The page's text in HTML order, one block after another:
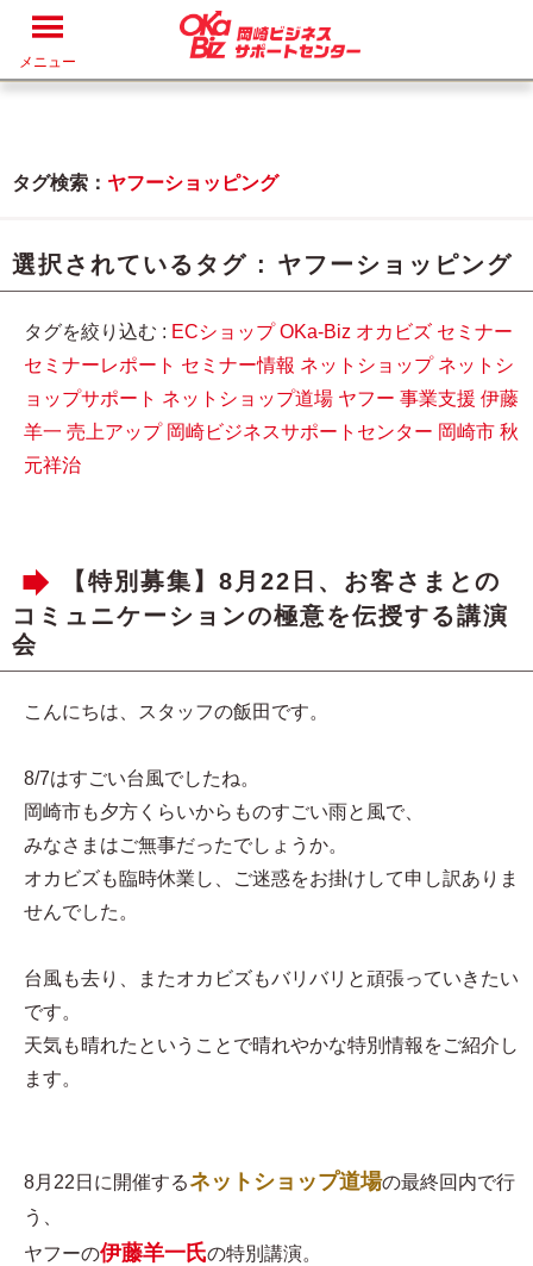
メニュー
タグ検索： ヤフーショッピング
選択されているタグ : ヤフーショッピング
タグを絞り込む : ECショップ OKa-Biz オカビズ セミナー
セミナーレポート セミナー情報 ネットショップ ネットシ
ョップサポート ネットショップ道場 ヤフー 事業支援 伊藤
羊一 売上アップ 岡崎ビジネスサポートセンター 岡崎市 秋
元祥治
【特別募集】8月22日、お客さまとの
コミュニケーションの極意を伝授する講演
会
こんにちは、スタッフの飯田です。
8/7はすごい台風でしたね。
岡崎市も夕方くらいからものすごい雨と風で、
みなさまはご無事だったでしょうか。
オカビズも臨時休業し、ご迷惑をお掛けして申し訳ありま
せんでした。
台風も去り、またオカビズもバリバリと頑張っていきたい
です。
天気も晴れたということで晴れやかな特別情報をご紹介し
ます。
8月22日に開催するネットショップ道場の最終回内で行
う、
ヤフーの伊藤羊一氏の特別講演。